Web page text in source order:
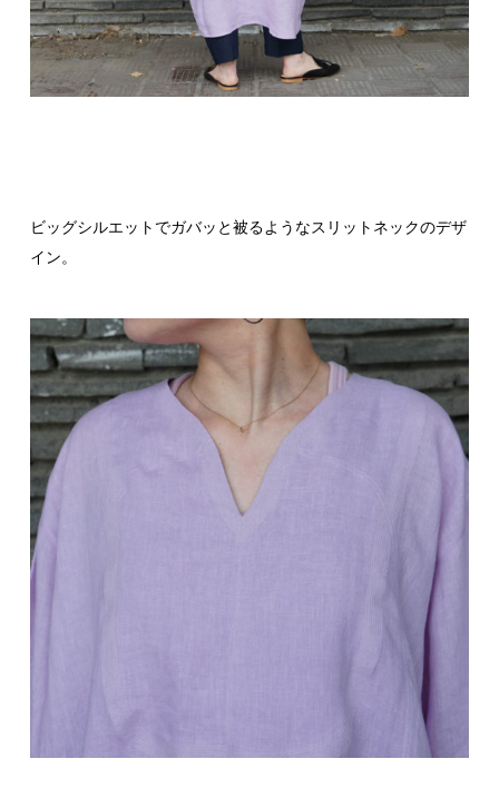
ビッグシルエットでガバッと被るようなスリットネックのデザ
イン。